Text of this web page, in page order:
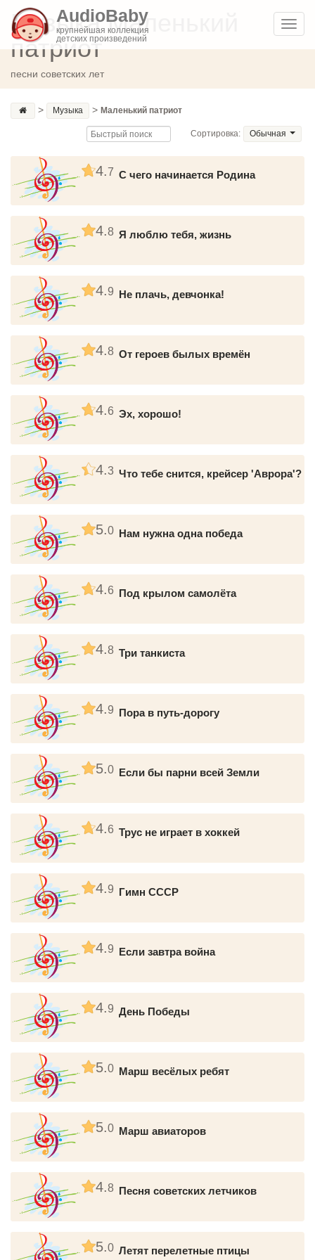
AudioBaby
крупнейшая коллекция
детских произведений
Музыка Маленький
патриот
песни советских лет
> Музыка > Маленький патриот
Сортировка: Обычная
4.7 С чего начинается Родина
4.8 Я люблю тебя, жизнь
4.9 Не плачь, девчонка!
4.8 От героев былых времён
4.6 Эх, хорошо!
4.3 Что тебе снится, крейсер 'Аврора'?
5.0 Нам нужна одна победа
4.6 Под крылом самолёта
4.8 Три танкиста
4.9 Пора в путь-дорогу
5.0 Если бы парни всей Земли
4.6 Трус не играет в хоккей
4.9 Гимн СССР
4.9 Если завтра война
4.9 День Победы
5.0 Марш весёлых ребят
5.0 Марш авиаторов
4.8 Песня советских летчиков
5.0 Летят перелетные птицы